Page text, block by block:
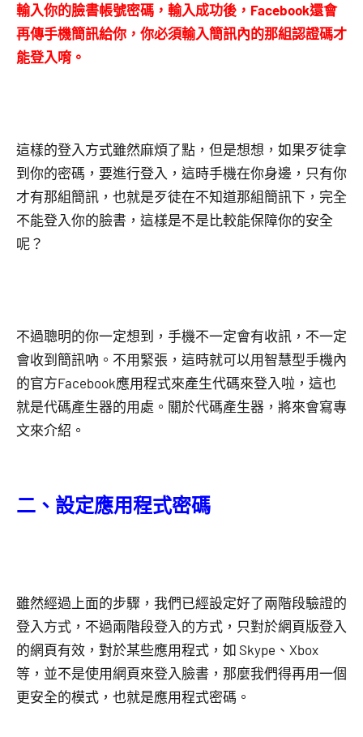
輸入你的臉書帳號密碼，輸入成功後，Facebook還會
再傳手機簡訊給你，你必須輸入簡訊內的那組認證碼才
能登入唷。
這樣的登入方式雖然麻煩了點，但是想想，如果歹徒拿
到你的密碼，要進行登入，這時手機在你身邊，只有你
才有那組簡訊，也就是歹徒在不知道那組簡訊下，完全
不能登入你的臉書，這樣是不是比較能保障你的安全
呢？
不過聰明的你一定想到，手機不一定會有收訊，不一定
會收到簡訊吶。不用緊張，這時就可以用智慧型手機內
的官方Facebook應用程式來產生代碼來登入啦，這也
就是代碼產生器的用處。關於代碼產生器，將來會寫專
文來介紹。
二、設定應用程式密碼
雖然經過上面的步驟，我們已經設定好了兩階段驗證的
登入方式，不過兩階段登入的方式，只對於網頁版登入
的網頁有效，對於某些應用程式，如 Skype、Xbox
等，並不是使用網頁來登入臉書，那麼我們得再用一個
更安全的模式，也就是應用程式密碼。